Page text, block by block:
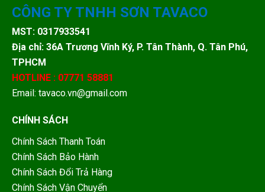
CÔNG TY TNHH SƠN TAVACO
MST: 0317933541
Địa chỉ: 36A Trương Vĩnh Ký, P. Tân Thành, Q. Tân Phú,
TPHCM
HOTLINE : 07771 58881
Email: tavaco.vn@gmail.com
CHÍNH SÁCH
Chính Sách Thanh Toán
Chính Sách Bảo Hành
Chính Sách Đổi Trả Hàng
Chính Sách Vận Chuyển